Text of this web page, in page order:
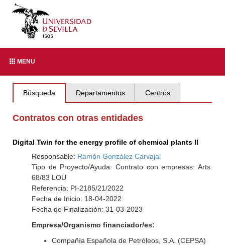
MENU
Búsqueda Departamentos Centros
Contratos con otras entidades
Digital Twin for the energy profile of chemical plants II
Responsable: Ramón González Carvajal
Tipo de Proyecto/Ayuda: Contrato con empresas: Arts.
68/83 LOU
Referencia: PI-2185/21/2022
Fecha de Inicio: 18-04-2022
Fecha de Finalización: 31-03-2023
Empresa/Organismo financiador/es:
Compañía Española de Petróleos, S.A. (CEPSA)